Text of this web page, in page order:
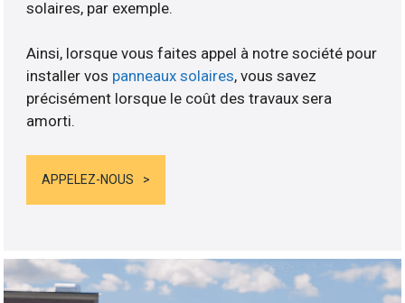
solaires, par exemple.
Ainsi, lorsque vous faites appel à notre société pour
installer vos panneaux solaires, vous savez
précisément lorsque le coût des travaux sera
amorti.
APPELEZ-NOUS